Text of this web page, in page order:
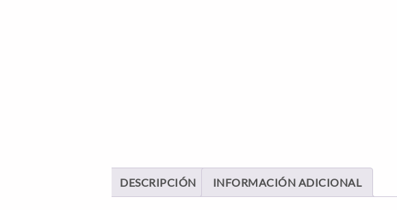
DESCRIPCIÓN INFORMACIÓN ADICIONAL